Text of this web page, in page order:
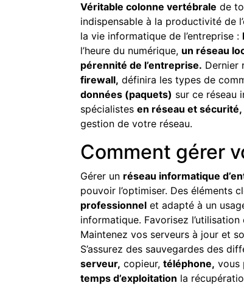
Véritable colonne vertébrale de
indispensable à la productivité de
la vie informatique de l’entreprise :
l’heure du numérique, un réseau
pérennité de l’entreprise. Dernier
firewall, définira les types de
données (paquets) sur ce réseau
spécialistes en réseau et sécurité,
gestion de votre réseau.
Comment gérer
Gérer un réseau informatique
pouvoir l’optimiser. Des éléments
professionnel et adapté à un
informatique. Favorisez l’utilisation
Maintenez vos serveurs à jour et
S’assurez des sauvegardes des
serveur, copieur, téléphone, vous
temps d’exploitation la